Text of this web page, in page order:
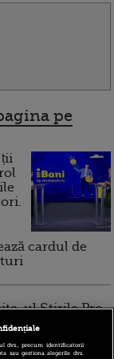
pe
ții
cardul de
ul Știrile Pro
și educație
a devenit iBani
dvs., precum identificatorii
sau gestiona alegerile dvs.